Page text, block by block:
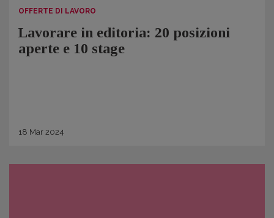
OFFERTE DI LAVORO
Lavorare in editoria: 20 posizioni
aperte e 10 stage
18 Mar 2024